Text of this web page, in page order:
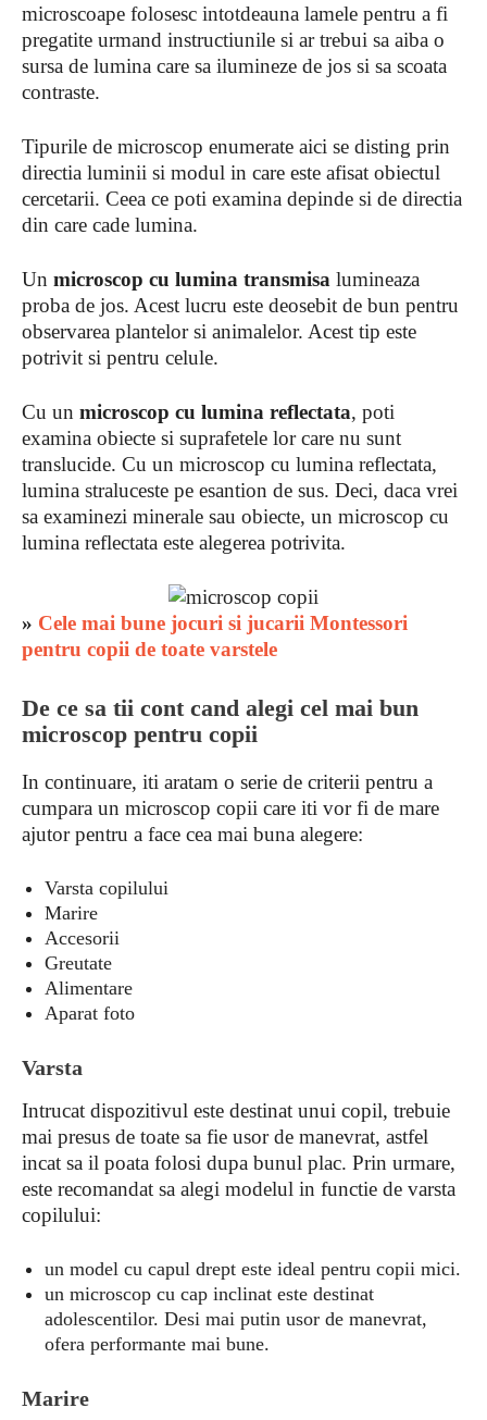
microscoape folosesc intotdeauna lamele pentru a fi
pregatite urmand instructiunile si ar trebui sa aiba o
sursa de lumina care sa ilumineze de jos si sa scoata
contraste.
Tipurile de microscop enumerate aici se disting prin
directia luminii si modul in care este afisat obiectul
cercetarii. Ceea ce poti examina depinde si de directia
din care cade lumina.
Un microscop cu lumina transmisa lumineaza
proba de jos. Acest lucru este deosebit de bun pentru
observarea plantelor si animalelor. Acest tip este
potrivit si pentru celule.
Cu un microscop cu lumina reflectata, poti
examina obiecte si suprafetele lor care nu sunt
translucide. Cu un microscop cu lumina reflectata,
lumina straluceste pe esantion de sus. Deci, daca vrei
sa examinezi minerale sau obiecte, un microscop cu
lumina reflectata este alegerea potrivita.
» Cele mai bune jocuri si jucarii Montessori
pentru copii de toate varstele
De ce sa tii cont cand alegi cel mai bun
microscop pentru copii
In continuare, iti aratam o serie de criterii pentru a
cumpara un microscop copii care iti vor fi de mare
ajutor pentru a face cea mai buna alegere:
Varsta copilului
Marire
Accesorii
Greutate
Alimentare
Aparat foto
Varsta
Intrucat dispozitivul este destinat unui copil, trebuie
mai presus de toate sa fie usor de manevrat, astfel
incat sa il poata folosi dupa bunul plac. Prin urmare,
este recomandat sa alegi modelul in functie de varsta
copilului:
un model cu capul drept este ideal pentru copii mici.
un microscop cu cap inclinat este destinat
adolescentilor. Desi mai putin usor de manevrat,
ofera performante mai bune.
Marire